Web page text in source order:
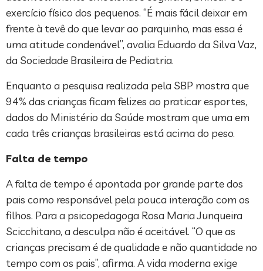
exercício físico dos pequenos. “É mais fácil deixar em
frente à tevê do que levar ao parquinho, mas essa é
uma atitude condenável”, avalia Eduardo da Silva Vaz,
da Sociedade Brasileira de Pediatria.
Enquanto a pesquisa realizada pela SBP mostra que
94% das crianças ficam felizes ao praticar esportes,
dados do Ministério da Saúde mostram que uma em
cada três crianças brasileiras está acima do peso.
Falta de tempo
A falta de tempo é apontada por grande parte dos
pais como responsável pela pouca interação com os
filhos. Para a psicopedagoga Rosa Maria Junqueira
Scicchitano, a desculpa não é aceitável. “O que as
crianças precisam é de qualidade e não quantidade no
tempo com os pais”, afirma. A vida moderna exige